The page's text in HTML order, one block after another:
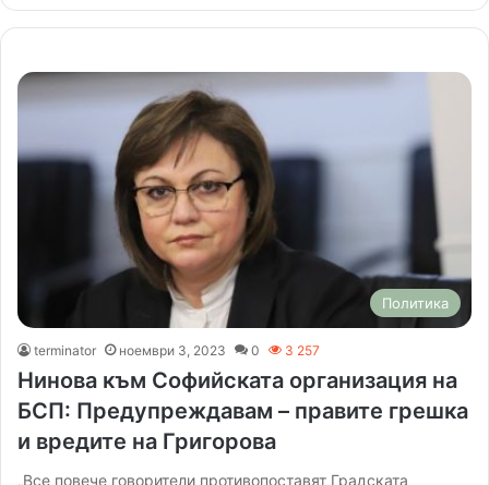
Политика
terminator ноември 3, 2023 0 3 257
Нинова към Софийската организация на
БСП: Предупреждавам – правите грешка
и вредите на Григорова
„Все повече говорители противопоставят Градската